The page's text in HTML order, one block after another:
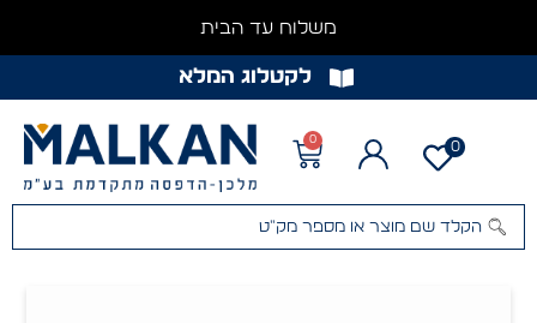
משלוח עד הבית
לקטלוג המלא
0
0